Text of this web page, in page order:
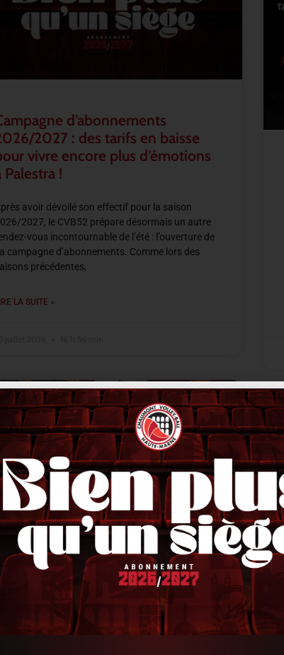
d’abonnements
2027 : des tarifs en baisse
vivre encore plus d’émotions
Palestra !
avoir dévoilé son effectif pour la saison
2027, le CVB52 prépare désormais un autre
vous incontournable de l’été : l’ouverture de
campagne d’abonnements. Comme lors des
précédentes,
LA SUITE »
ACTUALITÉS
en finale, Stetka en or,
Liberman en bronze